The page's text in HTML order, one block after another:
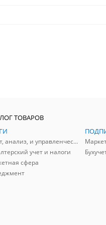
ТОВАРОВ
Аудит, анализ, и управленческий учет
учет и налоги
сфера